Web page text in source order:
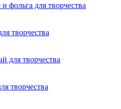
фольга для творчества
творчества
для творчества
творчества